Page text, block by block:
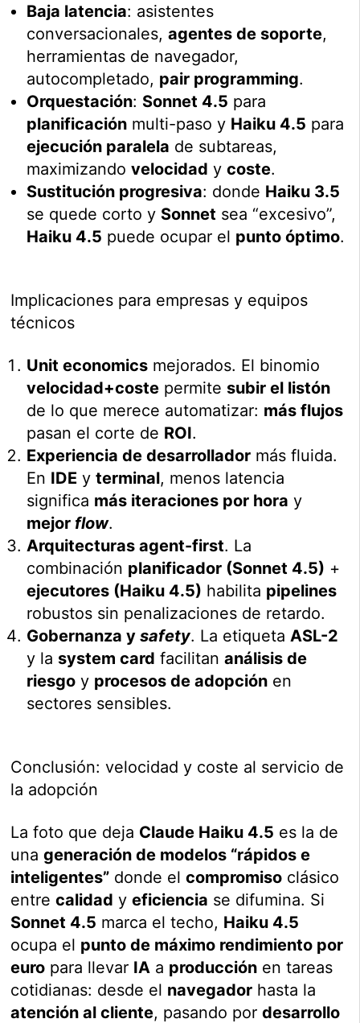
Baja latencia: asistentes
conversacionales,agentes de soporte,
herramientas de navegador,
autocompletado, pair programming.
Orquestación: Sonnet 4.5 para
planificación multi-paso y Haiku 4.5 para
ejecución paralela de subtareas,
maximizandovelocidad ycoste.
Sustitución progresiva: donde Haiku 3.5
se quede corto y Sonnet sea “excesivo”,
Haiku 4.5 puede ocupar el punto óptimo.
Implicaciones para empresas y equipos
técnicos
Unit economics mejorados. El binomio
velocidad+coste permite subir el listón
de lo que merece automatizar: más flujos
pasan el corte de ROI.
Experiencia de desarrollador más fluida.
En IDE yterminal, menos latencia
significa más iteraciones por hora y
mejor flow.
Arquitecturas agent-first. La
combinación planificador (Sonnet 4.5) +
ejecutores (Haiku 4.5) habilita pipelines
robustos sin penalizaciones de retardo.
Gobernanza ysafety. La etiqueta ASL-2
y la system card facilitananálisis de
riesgo y procesos de adopción en
sectores sensibles.
Conclusión: velocidad y coste al servicio de
la adopción
La foto que deja Claude Haiku 4.5 es la de
unageneración de modelos “rápidos e
inteligentes” donde elcompromiso clásico
entrecalidad yeficiencia se difumina. Si
Sonnet 4.5 marca el techo, Haiku 4.5
ocupa el punto de máximo rendimiento por
euro para llevar IA a producción en tareas
cotidianas: desde el navegador hasta la
atención al cliente, pasando pordesarrollo